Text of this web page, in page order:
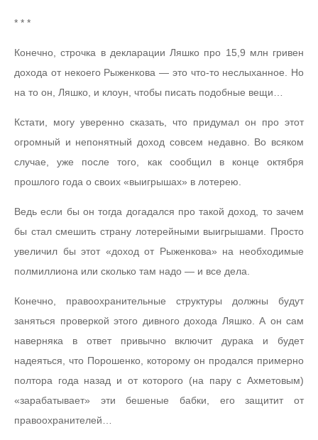
* * *
Конечно, строчка в декларации Ляшко про 15,9 млн гривен
дохода от некоего Рыженкова — это что-то неслыханное. Но
на то он, Ляшко, и клоун, чтобы писать подобные вещи…
Кстати, могу уверенно сказать, что придумал он про этот
огромный и непонятный доход совсем недавно. Во всяком
случае, уже после того, как сообщил в конце октября
прошлого года о своих «выигрышах» в лотерею.
Ведь если бы он тогда догадался про такой доход, то зачем
бы стал смешить страну лотерейными выигрышами. Просто
увеличил бы этот «доход от Рыженкова» на необходимые
полмиллиона или сколько там надо — и все дела.
Конечно, правоохранительные структуры должны будут
заняться проверкой этого дивного дохода Ляшко. А он сам
наверняка в ответ привычно включит дурака и будет
надеяться, что Порошенко, которому он продался примерно
полтора года назад и от которого (на пару с Ахметовым)
«зарабатывает» эти бешеные бабки, его защитит от
правоохранителей…